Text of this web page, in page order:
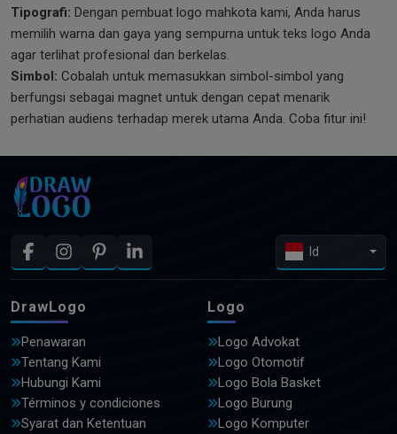
Tipografi: Dengan pembuat logo mahkota kami, Anda harus
memilih warna dan gaya yang sempurna untuk teks logo Anda
agar terlihat profesional dan berkelas.
Simbol: Cobalah untuk memasukkan simbol-simbol yang
berfungsi sebagai magnet untuk dengan cepat menarik
perhatian audiens terhadap merek utama Anda. Coba fitur ini!
Id
DrawLogo
Penawaran
Tentang Kami
Hubungi Kami
Términos y condiciones
Syarat dan Ketentuan
Logo
Logo Advokat
Logo Otomotif
Logo Bola Basket
Logo Burung
Logo Komputer